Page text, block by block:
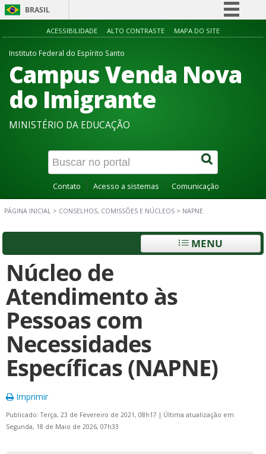
BRASIL
Simplifique!
Participe
Acesso à informação
ACESSIBILIDADE ALTO CONTRASTE MAPA DO SITE
Instituto Federal do Espírito Santo
Campus Venda Nova
do Imigrante
MINISTÉRIO DA EDUCAÇÃO
Contato Acesso a sistemas Comunicação
PÁGINA INICIAL > CONSELHOS, COMISSÕES E NÚCLEOS > NAPNE
MENU
Núcleo de
Atendimento às
Pessoas com
Necessidades
Específicas (NAPNE)
Imprimir
Publicado: Terça, 23 de Fevereiro de 2021, 08h17 | Última atualização em
Segunda, 18 de Maio de 2026, 07h33